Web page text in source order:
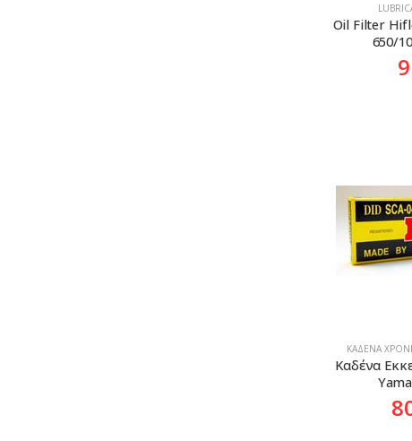
Oil Filter
650/
ΚΑΔΈΝΑ
Καδένα